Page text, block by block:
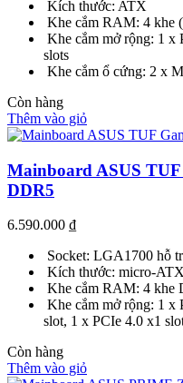
Kích thước: ATX
Khe cắm RAM: 4 khe
Khe cắm mở rộng: 1 x
slots
Khe cắm ổ cứng: 2 x
Còn hàng
Thêm vào giỏ
Mainboard ASUS
DDR5
6.590.000 ₫
Socket: LGA1700 hỗ
Kích thước: micro-ATX
Khe cắm RAM: 4 khe
Khe cắm mở rộng: 1 x
slot, 1 x PCIe 4.0 x1
Còn hàng
Thêm vào giỏ